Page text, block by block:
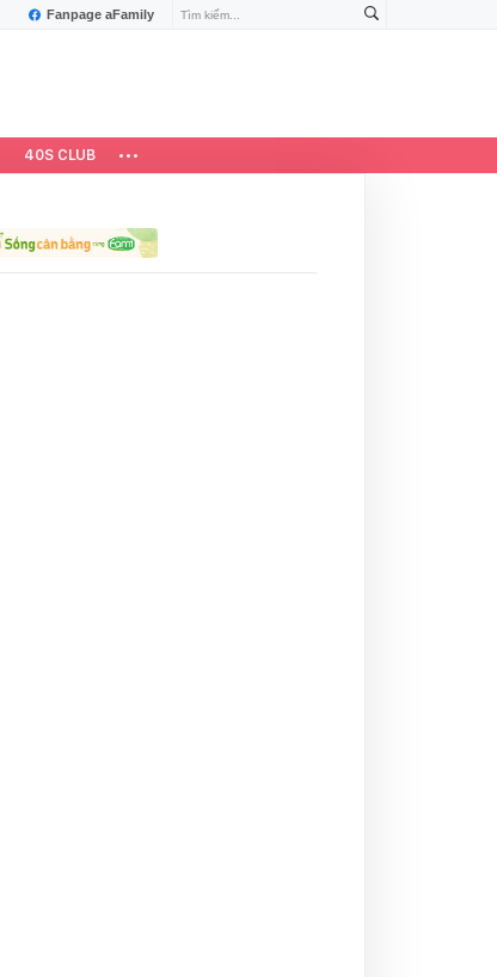
Fanpage aFamily
40S CLUB